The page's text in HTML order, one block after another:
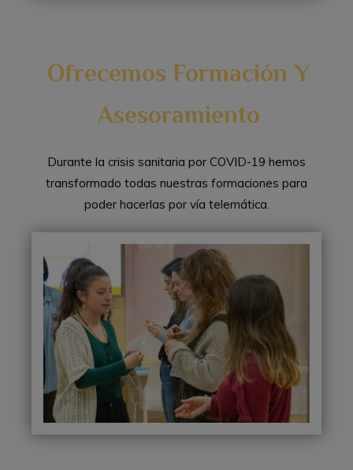
Ofrecemos Formación Y
Asesoramiento
Durante la crisis sanitaria por COVID-19 hemos
transformado todas nuestras formaciones para
poder hacerlas por vía telemática.